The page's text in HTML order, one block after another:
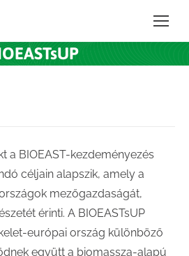
a BIOEAST-kezdeményezés
céljain alapszik, amely a
mezőgazdaságát,
érinti. A BIOEASTsUP
európai ország különböző
együtt a biomassza-alapú